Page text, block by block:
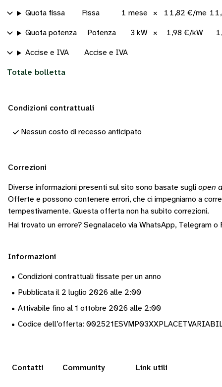
Quota fissa Fissa 1 mese × 11,82 €/mese
Quota potenza Potenza 3 kW × 1,98 €/kW
Accise e IVA Accise e IVA
Totale bolletta
Condizioni contrattuali
Nessun costo di recesso anticipato
Correzioni
Diverse informazioni presenti sul sito sono basate sugli open
Offerte e possono contenere errori, che ci impegniamo a
tempestivamente. Questa offerta non ha subito correzioni.
Hai trovato un errore? Segnalacelo via WhatsApp, Telegram o
Informazioni
• Condizioni contrattuali fissate per un anno
• Pubblicata il 2 luglio 2026 alle 2:00
• Attivabile fino al 1 ottobre 2026 alle 2:00
• Codice dell’offerta:
Contatti Community Link utili